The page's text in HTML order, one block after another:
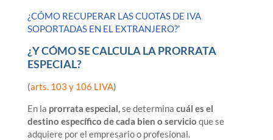
¿CÓMO RECUPERAR LAS CUOTAS DE IVA
SOPORTADAS EN EL EXTRANJERO?’
¿Y CÓMO SE CALCULA LA PRORRATA
ESPECIAL?
(arts. 103 y 106 LIVA)
En la prorrata especial,se determina cuál es el
destino específico de cada bien o servicio que se
adquiere por el empresario o profesional.